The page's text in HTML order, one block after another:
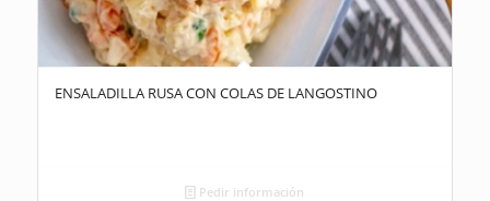
ENSALADILLA RUSA CON COLAS DE LANGOSTINO
Pedir información